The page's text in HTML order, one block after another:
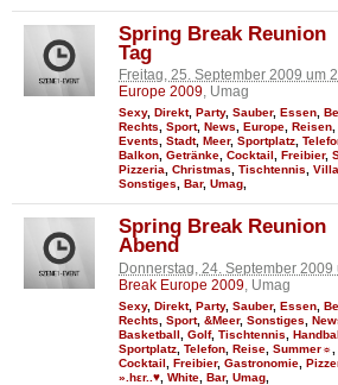
Spring Break Reunion
Tag
Freitag, 25. September 2009 um
Europe 2009, Umag
Sexy, Direkt, Party, Sauber, Essen,
Rechts, Sport, News, Europe, Reisen,
Events, Stadt, Meer, Sportplatz,
Balkon, Getränke, Cocktail , Freibier,
Pizzeria, Christmas, Tischtennis,
Sonstiges, Bar, Umag,
Spring Break Reunion
Abend
Donnerstag, 24. September 2009
Break Europe 2009, Umag
Sexy, Direkt, Party, Sauber, Essen
Rechts
Sport, &Meer, Sonstiges
Basketball
Golf, Tischtennis
Sportplatz Telefon Reise Summer☼
Cocktail
Freibier, Gastronomie
».hεr..♥ White Bar, Umag